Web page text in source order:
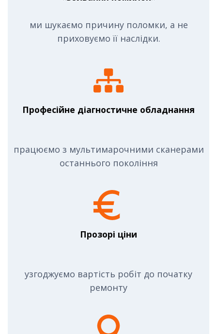
ми шукаємо причину поломки, а не
приховуємо її наслідки.
Професійне діагностичне обладнання
працюємо з мультимарочними сканерами
останнього покоління
Прозорі ціни
узгоджуємо вартість робіт до початку
ремонту